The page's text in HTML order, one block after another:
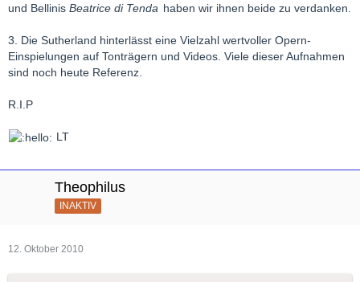
und Bellinis Beatrice di Tenda haben wir ihnen beide zu verdanken.
3. Die Sutherland hinterlässt eine Vielzahl wertvoller Opern-
Einspielungen auf Tonträgern und Videos. Viele dieser Aufnahmen
sind noch heute Referenz.
R.I.P
LT
Theophilus
INAKTIV
12. Oktober 2010